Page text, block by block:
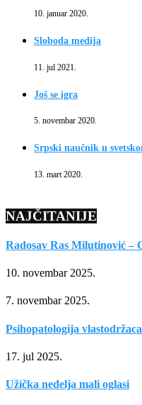
10. januar 2020.
Sloboda medija
11. jul 2021.
Još se igra
5. novembar 2020.
Srpski naučnik u
13. mart 2020.
NAJČITANIJE
Radosav Ras Milutinović –
10. novembar 2025.
7. novembar 2025.
Psihopatologija vlastodržaca
17. jul 2025.
Užička nedelja mali oglasi